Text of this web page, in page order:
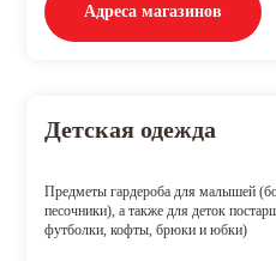
Адреса магазинов
Детская одежда
Предметы гардероба для малышей
песочники), а также для деток
футболки, кофты, брюки и юбки)